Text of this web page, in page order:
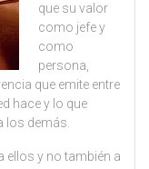
que su valor
como jefe y
como
persona,
que emite entre
hace y lo que
los demás.
ellos y no también a